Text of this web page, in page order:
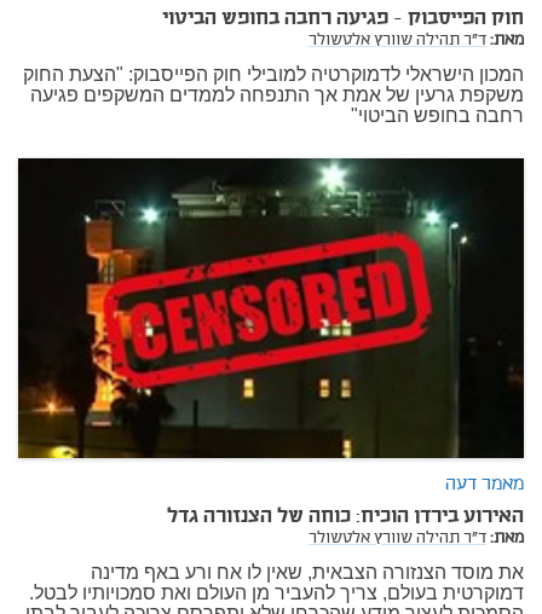
חוק הפייסבוק - פגיעה רחבה בחופש הביטוי
מאת:ד"ר תהילה שוורץ אלטשולר
המכון הישראלי לדמוקרטיה למובילי חוק הפייסבוק: "הצעת החוק
משקפת גרעין של אמת אך התנפחה לממדים המשקפים פגיעה
רחבה בחופש הביטוי"
מאמר דעה
האירוע בירדן הוכיח: כוחה של הצנזורה גדל
מאת:ד"ר תהילה שוורץ אלטשולר
את מוסד הצנזורה הצבאית, שאין לו אח ורע באף מדינה
דמוקרטית בעולם, צריך להעביר מן העולם ואת סמכויותיו לבטל.